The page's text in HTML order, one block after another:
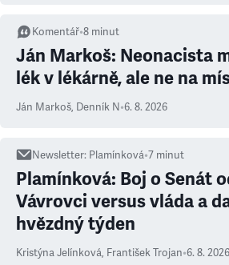
Komentář•8 minut
Ján Markoš: Neonacista
lék v lékárně, ale ne na
Ján Markoš, Denník N•6. 8. 2026
Newsletter: Plamínková•7 minut
Plamínková: Boj o Senát
Vávrovci versus vláda a
hvězdný týden
Kristýna Jelínková, František Trojan•6. 8. 2026